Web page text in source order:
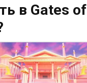
в Gates of